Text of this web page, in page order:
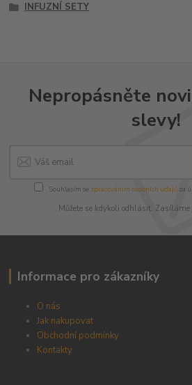
INFUZNÍ SETY
Nepropásněte
slevy!
Souhlasím se zpracováním osobních údajůza
Můžete se kdykoli odhlásit.
Informace pro zákazníky
O nás
Jak nakupovat
Obchodní podmínky
Kontakty